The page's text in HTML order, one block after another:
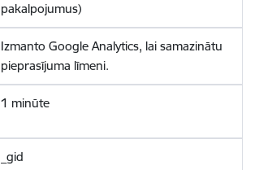
pakalpojumus)
Izmanto Google Analytics, lai samazinātu
pieprasījuma līmeni.
1 minūte
_gid